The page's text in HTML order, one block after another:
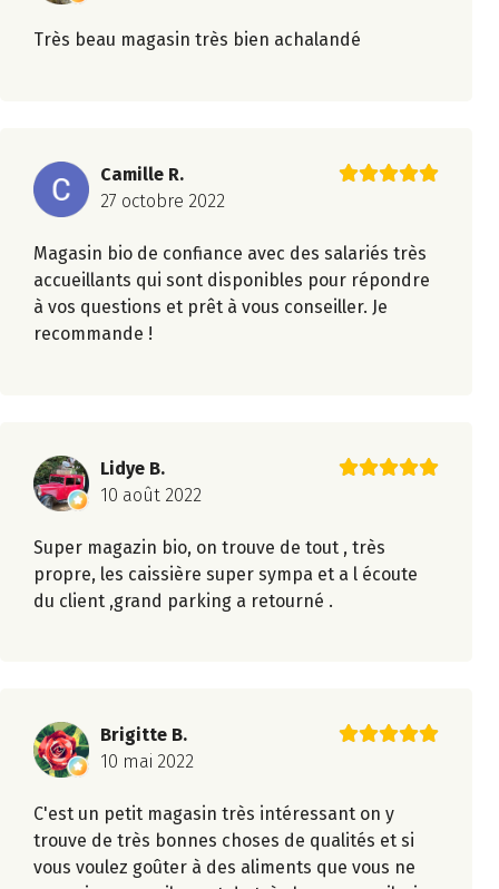
Très beau magasin très bien achalandé
Camille R.
27 octobre 2022
Magasin bio de confiance avec des salariés très
accueillants qui sont disponibles pour répondre
à vos questions et prêt à vous conseiller. Je
recommande !
Lidye B.
10 août 2022
Super magazin bio, on trouve de tout , très
propre, les caissière super sympa et a l écoute
du client ,grand parking a retourné .
Brigitte B.
10 mai 2022
C'est un petit magasin très intéressant on y
trouve de très bonnes choses de qualités et si
vous voulez goûter à des aliments que vous ne